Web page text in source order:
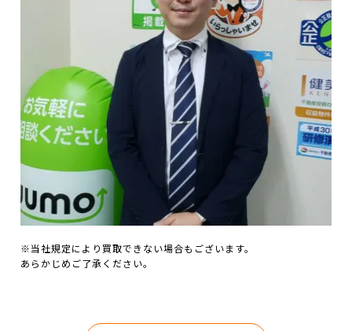
※当社規定により買取できない場合もございます。
あらかじめご了承ください。